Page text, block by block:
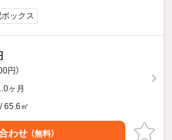
ックス
円）
ヶ月
65.6㎡
わせ （無料）